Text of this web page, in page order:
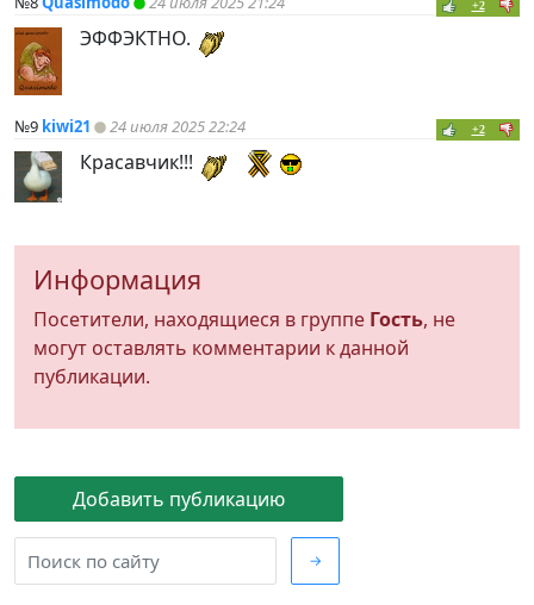
Добавить публикацию
→
+2
ЭФФЭКТНО.
№9 kiwi21 24 июля 2025 22:24 +2
Красавчик!!!
Информация
Посетители, находящиеся в группе Гость, не
могут оставлять комментарии к данной
публикации.